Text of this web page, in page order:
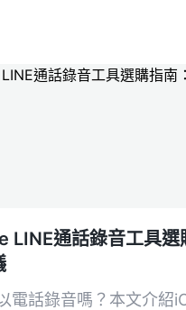
LINE通話錄音工具選
電話錄音嗎？本文介紹